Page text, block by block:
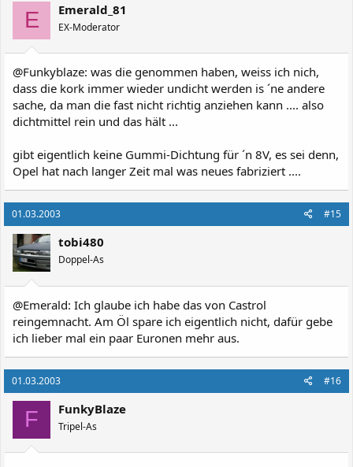
E Emerald_81
EX-Moderator
@Funkyblaze: was die genommen haben, weiss ich nich,
dass die kork immer wieder undicht werden is ´ne andere
sache, da man die fast nicht richtig anziehen kann .... also
dichtmittel rein und das hält ...
gibt eigentlich keine Gummi-Dichtung für ´n 8V, es sei denn,
Opel hat nach langer Zeit mal was neues fabriziert ....
01.03.2003 #15
tobi480
Doppel-As
@Emerald: Ich glaube ich habe das von Castrol
reingemnacht. Am Öl spare ich eigentlich nicht, dafür gebe
ich lieber mal ein paar Euronen mehr aus.
01.03.2003 #16
F FunkyBlaze
Tripel-As